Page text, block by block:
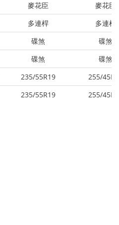
麥花臣
麥花臣
多連桿
多連桿
碟煞
碟煞
碟煞
碟煞
235/55R19
255/
235/55R19 255/